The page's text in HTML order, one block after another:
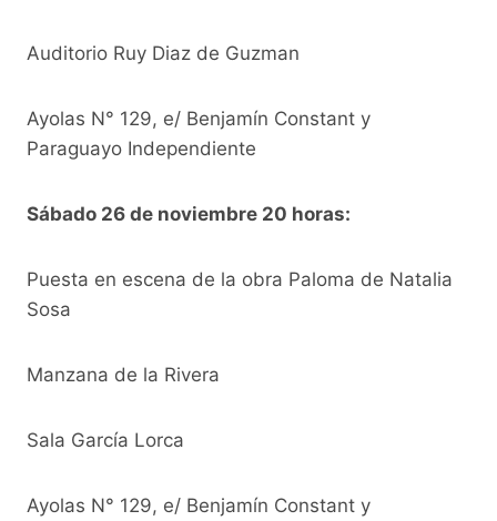
Auditorio Ruy Diaz de Guzman
Ayolas N° 129, e/ Benjamín Constant y
Paraguayo Independiente
Sábado 26 de noviembre 20 horas:
Puesta en escena de la obra Paloma de Natalia
Sosa
Manzana de la Rivera
Sala García Lorca
Ayolas N° 129, e/ Benjamín Constant y